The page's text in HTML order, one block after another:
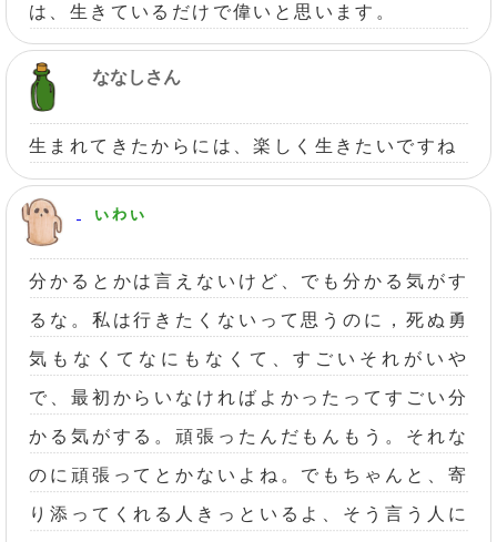
は、生きているだけで偉いと思います。
ななしさん
生まれてきたからには、楽しく生きたいですね
ぃゎぃ
分かるとかは言えないけど、でも分かる気がす
るな。私は行きたくないって思うのに，死ぬ勇
気もなくてなにもなくて、すごいそれがいや
で、最初からいなければよかったってすごい分
かる気がする。頑張ったんだもんもう。それな
のに頑張ってとかないよね。でもちゃんと、寄
り添ってくれる人きっといるよ、そう言う人に